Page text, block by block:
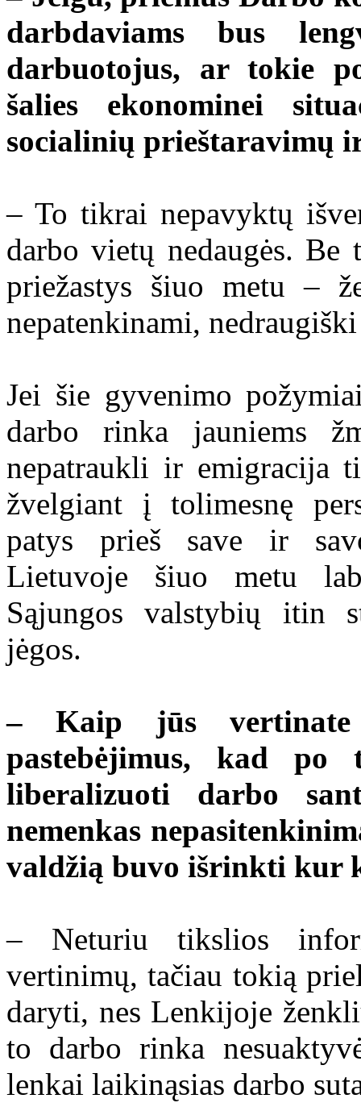
darbdaviams bus
darbuotojus, ar tokie
šalies ekonominei
socialinių prieštaravimų
– To tikrai nepavyktų
darbo vietų nedaugės. Be
priežastys šiuo metu –
nepatenkinami,
Jei šie gyvenimo
darbo rinka jauniems
nepatraukli ir emigracija
žvelgiant į tolimesnę
patys prieš save ir
Lietuvoje šiuo metu
Sąjungos valstybių itin
jėgos.
– Kaip jūs
pastebėjimus, kad
liberalizuoti darbo
nemenkas
valdžią buvo išrinkti kur
– Neturiu tikslios
vertinimų, tačiau tokią
daryti, nes Lenkijoje
to darbo rinka
lenkai laikinąsias darbo